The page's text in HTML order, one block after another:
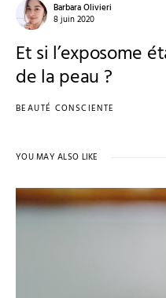
Barbara Olivieri
8 juin 2020
Et si l’exposome
de la peau ?
BEAUTÉ CONSCIENTE
YOU MAY ALSO LIKE